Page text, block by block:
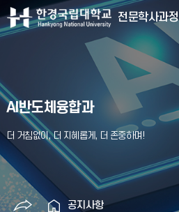
전문학사과정
AI반도체융합과
공지사항